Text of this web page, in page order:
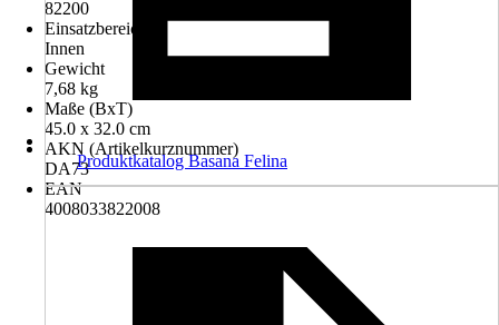
82200
Einsatzbereich
Innen
Gewicht
7,68 kg
Maße (BxT)
45.0 x 32.0 cm
AKN (Artikelkurznummer)
DA73
EAN
4008033822008
Produktkatalog Basana Felina